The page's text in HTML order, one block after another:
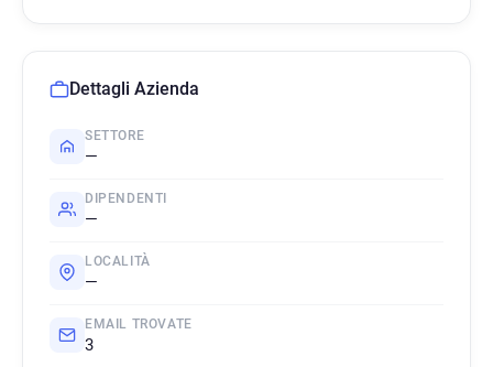
Dettagli Azienda
SETTORE
—
DIPENDENTI
—
LOCALITÀ
—
EMAIL TROVATE
3